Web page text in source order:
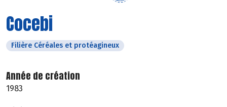
Cocebi
Filière Céréales et protéagineux
Année de création
1983